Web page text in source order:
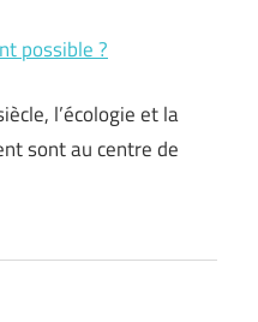
possible ?
l’écologie et la
sont au centre de